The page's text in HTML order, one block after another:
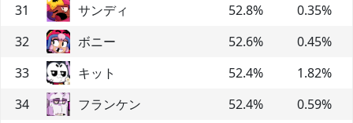
31
サンディ 52.8% 0.35%
32
ボニー 52.6% 0.45%
33
キット 52.4% 1.82%
34
フランケン 52.4% 0.59%